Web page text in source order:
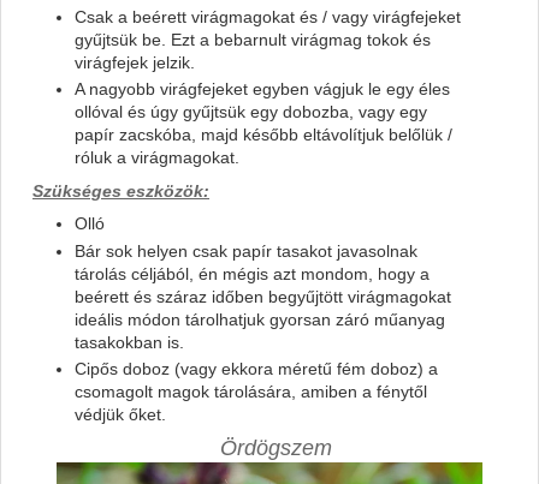
Csak a beérett virágmagokat és / vagy virágfejeket
gyűjtsük be. Ezt a bebarnult virágmag tokok és
virágfejek jelzik.
A nagyobb virágfejeket egyben vágjuk le egy éles
ollóval és úgy gyűjtsük egy dobozba, vagy egy
papír zacskóba, majd később eltávolítjuk belőlük /
róluk a virágmagokat.
Szükséges eszközök:
Olló
Bár sok helyen csak papír tasakot javasolnak
tárolás céljából, én mégis azt mondom, hogy a
beérett és száraz időben begyűjtött virágmagokat
ideális módon tárolhatjuk gyorsan záró műanyag
tasakokban is.
Cipős doboz (vagy ekkora méretű fém doboz) a
csomagolt magok tárolására, amiben a fénytől
védjük őket.
Ördögszem